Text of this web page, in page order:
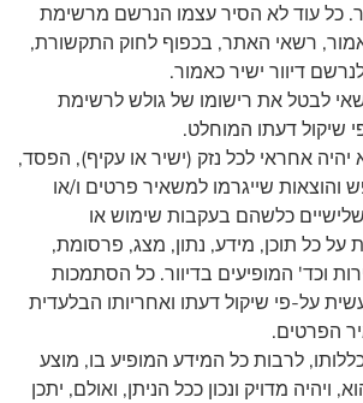
כל עוד לא הסיר עצמו הנרשם מרשימת
רשאי האתר, בכפוף לחוק התקשורת,
דיוור ישיר כאמור.
לבטל את רישומו של גולש לרשימת
שיקול דעתו המוחלט.
אחראי לכל נזק (ישיר או עקיף), הפסד,
והוצאות שייגרמו למשאיר פרטים ו/או
כלשהם בעקבות שימוש או
על כל תוכן, מידע, נתון, מצג, פרסומת,
וכד' המופיעים בדיוור. כל הסתמכות
על-פי שיקול דעתו ואחריותו הבלעדית
הפרטים.
לרבות כל המידע המופיע בו, מוצע
ויהיה מדויק ונכון ככל הניתן, ואולם, יתכן